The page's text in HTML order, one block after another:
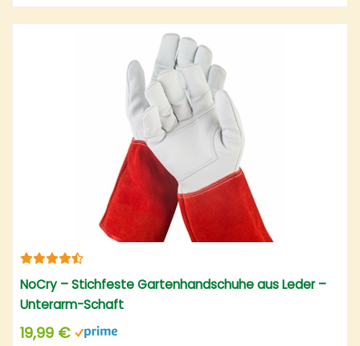
NoCry – Stichfeste Gartenhandschuhe aus Leder –
Unterarm-Schaft
19,99 €